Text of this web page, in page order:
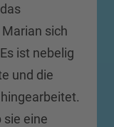
sich
ist nebelig
und die
sie eine